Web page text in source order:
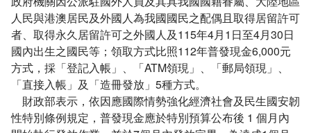
人民與港澳居民及外國人為我國國民之配偶且取得居留許可
者、取得永久居留許可之外國人及115年4月1日至4月30日
國內出生之國民等；領取方式比照112年普發現金6,000元
方式，採「登記入帳」、「ATM領現」、「郵局領現」、
「直接入帳」及「造冊發放」5種方式。
財政部表示，依因應國際情勢強化經濟社會及民生國安韌
性特別條例規定，普發現金應於特別預算公布後 1 個月內